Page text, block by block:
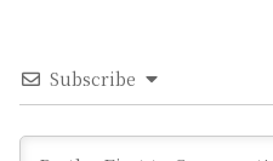
Subscribe